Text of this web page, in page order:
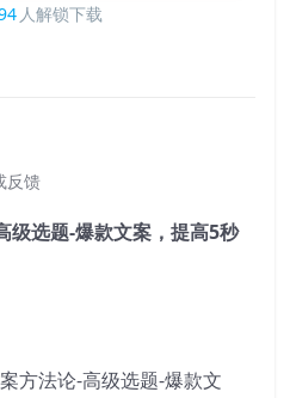
人解锁下载
反馈
级选题-爆款文案，提高5秒
方法论-高级选题-爆款文